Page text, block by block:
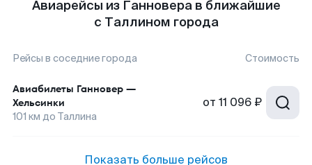
Авиарейсы из Ганновера в ближайшие
с Таллином города
Рейсы в соседние города Стоимость
Авиабилеты Ганновер —
Хельсинки
101 км до Таллина
от 11 096 ₽
Показать больше рейсов